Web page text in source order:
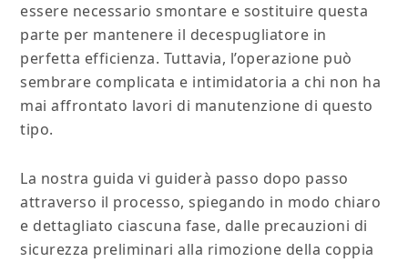
essere necessario smontare e sostituire questa
parte per mantenere il decespugliatore in
perfetta efficienza. Tuttavia, l’operazione può
sembrare complicata e intimidatoria a chi non ha
mai affrontato lavori di manutenzione di questo
tipo.
La nostra guida vi guiderà passo dopo passo
attraverso il processo, spiegando in modo chiaro
e dettagliato ciascuna fase, dalle precauzioni di
sicurezza preliminari alla rimozione della coppia